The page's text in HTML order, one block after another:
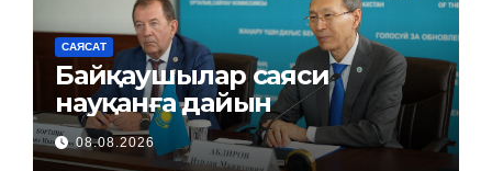
САЯСАТ
Байқаушылар саяси
науқанға дайын
08.08.2026